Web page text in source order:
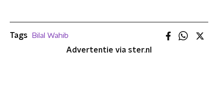
Tags
Bilal Wahib
Advertentie via ster.nl